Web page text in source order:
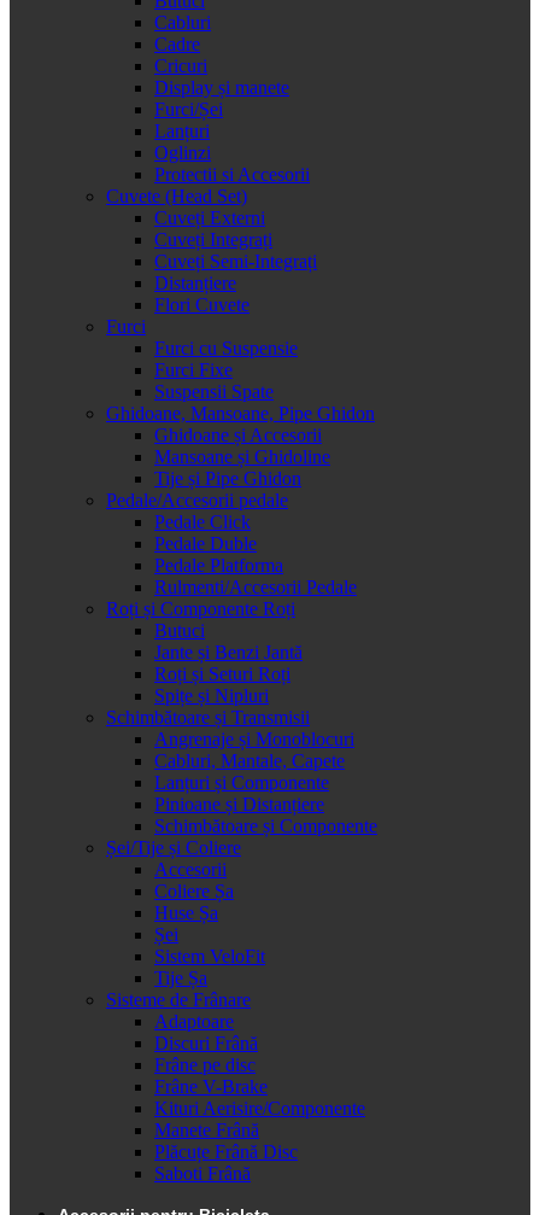
Cabluri
Cadre
Cricuri
Display și manete
Furci/Șei
Lanțuri
Oglinzi
Protectii si Accesorii
Cuvete (Head Set)
Cuveți Externi
Cuveți Integrați
Cuveți Semi-Integrați
Distanțiere
Flori Cuvete
Furci
Furci cu Suspensie
Furci Fixe
Suspensii Spate
Ghidoane, Mansoane, Pipe Ghidon
Ghidoane și Accesorii
Mansoane și Ghidoline
Tije și Pipe Ghidon
Pedale/Accesorii pedale
Pedale Click
Pedale Duble
Pedale Platforma
Rulmenti/Accesorii Pedale
Roți și Componente Roți
Butuci
Jante și Benzi Jantă
Roți și Seturi Roți
Spițe și Nipluri
Schimbătoare și Transmisii
Angrenaje și Monoblocuri
Cabluri, Mantale, Capete
Lanțuri și Componente
Pinioane și Distanțiere
Schimbătoare și Componente
Șei/Tije și Coliere
Accesorii
Coliere Șa
Huse Șa
Șei
Sistem VeloFit
Tije Șa
Sisteme de Frânare
Adaptoare
Discuri Frână
Frâne pe disc
Frâne V-Brake
Kituri Aerisire/Componente
Manete Frână
Plăcuțe Frână Disc
Saboti Frână